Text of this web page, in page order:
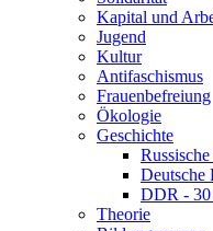
Kapital und
Jugend
Kultur
Antifaschismus
Frauenbefreiung
Ökologie
Geschichte
Deutsche
DDR - 30
Theorie